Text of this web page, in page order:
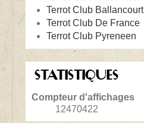
Terrot Club Ballancourt
Terrot Club De France
Terrot Club Pyreneen
STATISTIQUES
Compteur d'affichages
12470422